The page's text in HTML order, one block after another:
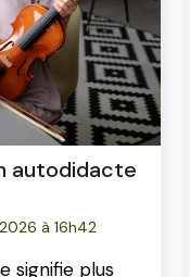
autodidacte
à 16h42
signifie plus